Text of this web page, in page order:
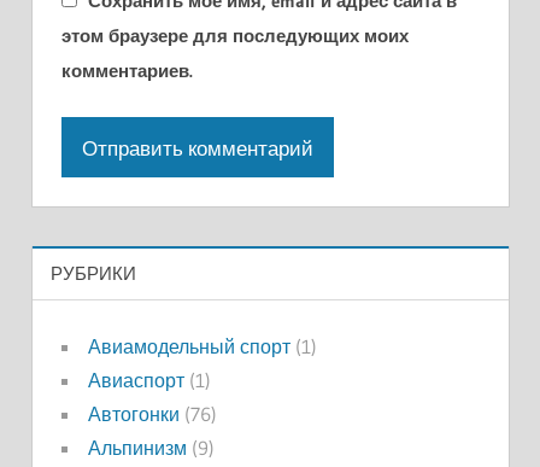
этом браузере для последующих моих
комментариев.
РУБРИКИ
Авиамодельный спорт(1)
Авиаспорт(1)
Автогонки (76)
Альпинизм (9)